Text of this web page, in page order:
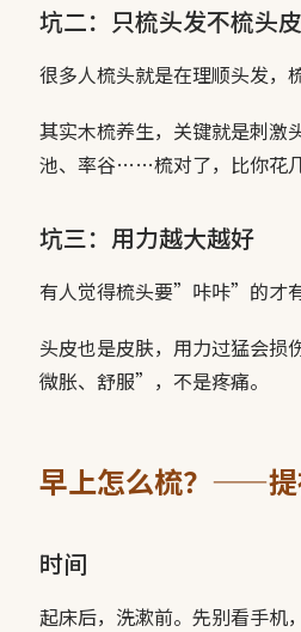
坑二：只梳头发不梳头皮
很多人梳头就是在理顺头发，
其实木梳养生，关键就是刺激
池、率谷……梳对了，比你花
坑三：用力越大越好
有人觉得梳头要”咔咔”的才
头皮也是皮肤，用力过猛会损
微胀、舒服”，不是疼痛。
早上怎么梳？——提
时间
起床后，洗漱前。先别看手机